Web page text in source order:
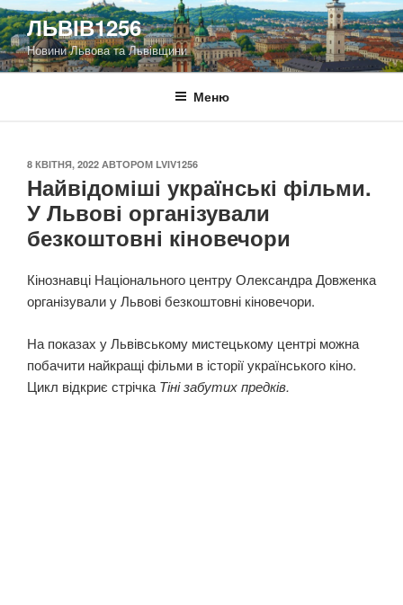
Перейти
до
вмісту
ЛЬВІВ1256
Новини Львова та Львівщини
Меню
ОПУБЛІКОВАНО
8 КВІТНЯ, 2022 АВТОРОМ LVIV1256
Найвідоміші українські фільми.
У Львові організували
безкоштовні кіновечори
Кінознавці Національного центру Олександра Довженка
організували у Львові безкоштовні кіновечори.
На показах у Львівському мистецькому центрі можна
побачити найкращі фільми в історії українського кіно.
Цикл відкриє стрічка Тіні забутих предків.